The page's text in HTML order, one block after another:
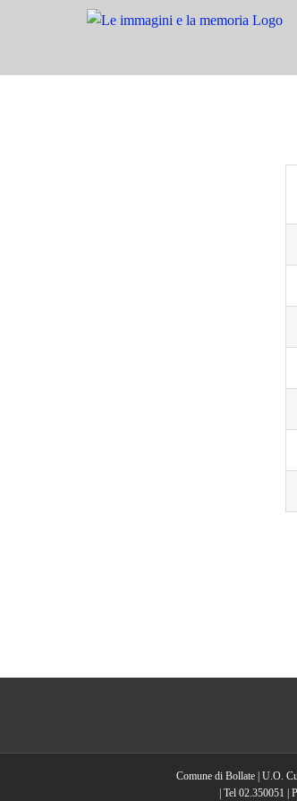
Comune di Bollate | U.O.
| Tel 02.350051 |